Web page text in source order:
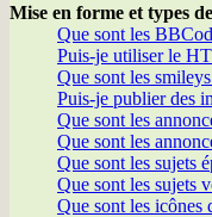
Mise en forme et types
Que sont les
Puis-je utiliser le
Que sont les
Puis-je publier des
Que sont les
Que sont les
Que sont les sujets
Que sont les sujets
Que sont les icônes